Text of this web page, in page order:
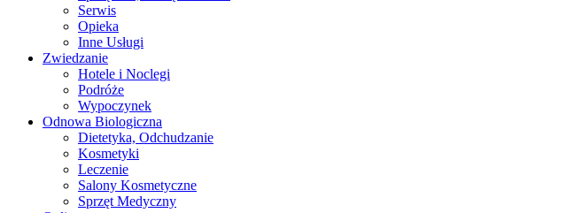
Serwis
Opieka
Inne Usługi
Zwiedzanie
Hotele i Noclegi
Podróże
Wypoczynek
Odnowa Biologiczna
Dietetyka, Odchudzanie
Kosmetyki
Leczenie
Salony Kosmetyczne
Sprzęt Medyczny